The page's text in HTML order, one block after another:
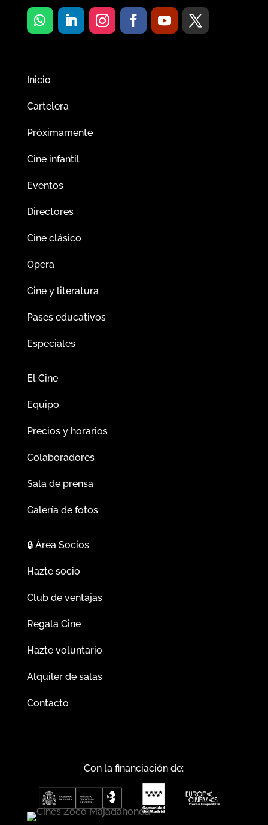
Inicio
Cartelera
Próximamente
Cine infantil
Eventos
Directores
Cine clásico
Ópera
Cine y literatura
Pases educativos
Especiales
El Cine
Equipo
Precios y horarios
Colaboradores
Sala de prensa
Galería de fotos
🔒Área Socios
Hazte socio
Club de ventajas
Regala Cine
Hazte voluntario
Alquiler de salas
Contacto
Con la financiación de: